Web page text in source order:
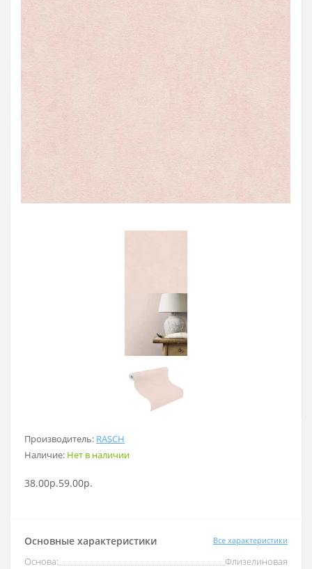
Производитель: RASCH
Наличие: Нет в наличии
38.00р.59.00р.
Основные характеристики Все характеристики
Основа:
Флизелиновая